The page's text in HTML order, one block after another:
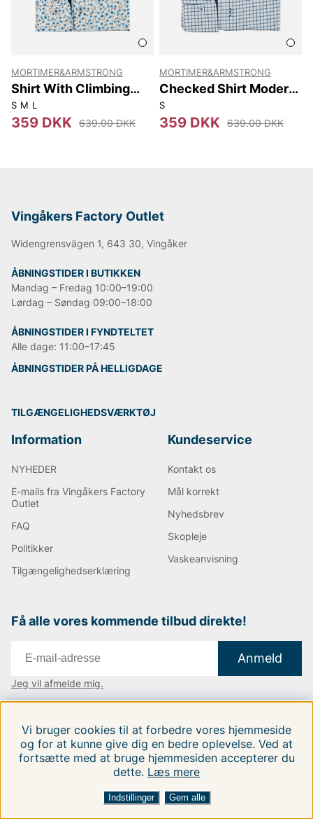
FILTRERA EFTER SORTER EFTER:
MORTIMER&ARMSTRONG
Shirt With Climbing
Flowers Modern Fit
S M L
359 DKK 639.00 DKK
MORTIMER&ARMSTRONG
Checked Shirt Modern
Fit
S
359 DKK 639.00 DKK
Vingåkers Factory Outlet
Widengrensvägen 1, 643 30, Vingåker
ÅBNINGSTIDER I BUTIKKEN
Mandag – Fredag 10:00–19:00
Lørdag – Søndag 09:00–18:00
ÅBNINGSTIDER I FYNDTELTET
Alle dage: 11:00–17:45
ÅBNINGSTIDER PÅ HELLIGDAGE
TILGÆNGELIGHEDSVÆRKTØJ
Information
NYHEDER
E-mails fra Vingåkers Factory
Outlet
FAQ
Politikker
Tilgængelighedserklæring
Kundeservice
Kontakt os
Mål korrekt
Nyhedsbrev
Skopleje
Vaskeanvisning
Få alle vores kommende tilbud direkte!
Anmeld
Jeg vil afmelde mig.
Følg os på vores sociale medier.
Vi bruger cookies til at forbedre vores hjemmeside
og for at kunne give dig en bedre oplevelse. Ved at
fortsætte med at bruge hjemmesiden accepterer du
dette. Læs mere
Indstillinger Gem alle